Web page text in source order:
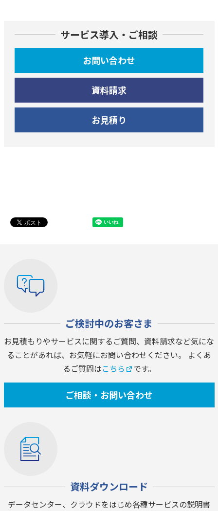
サービス導入・ご相談
お問い合わせ
資料請求
お見積り
ご検討中のお客さま
お見積もりやサービスに関するご質問、資料請求など気にな
ることがあれば、お気軽にお問い合わせください。 よくあ
るご質問はこちら です。
ご相談・お問い合わせ
資料ダウンロード
データセンター、クラウドをはじめ各種サービスの説明書